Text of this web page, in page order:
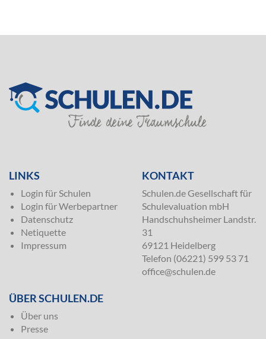
LINKS
Login für Schulen
Login für Werbepartner
Datenschutz
Netiquette
Impressum
KONTAKT
Schulen.de Gesellschaft für
Schulevaluation mbH
Handschuhsheimer Landstr.
31
69121 Heidelberg
Telefon (06221) 599 53 71
office@schulen.de
ÜBER SCHULEN.DE
Über uns
Presse